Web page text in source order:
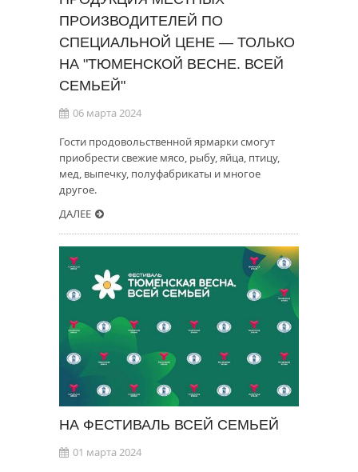
ПРОИЗВОДИТЕЛЕЙ ПО
СПЕЦИАЛЬНОЙ ЦЕНЕ — ТОЛЬКО
НА "ТЮМЕНСКОЙ ВЕСНЕ. ВСЕЙ
СЕМЬЕЙ"
06 марта 2024
Гости продовольственной ярмарки смогут
приобрести свежие мясо, рыбу, яйца, птицу,
мед, выпечку, полуфабрикаты и многое
другое.
ДАЛЕЕ
НА ФЕСТИВАЛЬ ВСЕЙ СЕМЬЕЙ
01 марта 2024